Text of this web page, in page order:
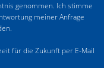
genommen. Ich stimme
meiner Anfrage
für die Zukunft per E-Mail